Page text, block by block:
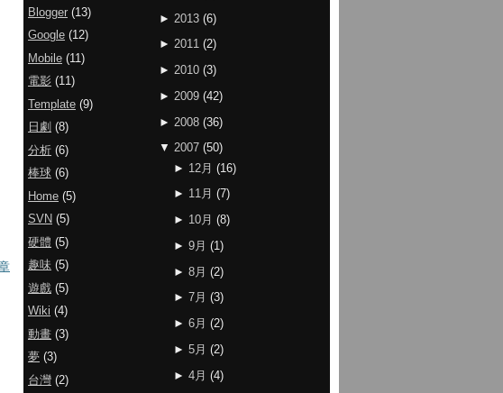
► 2013 (6)
► 2011 (2)
► 2010 (3)
► 2009 (42)
► 2008 (36)
▼ 2007 (50)
► 12月 (16)
► 11月 (7)
► 10月 (8)
► 9月 (1 )
► 8月 (2)
► 7月 (3)
► 6月 (2)
► 5月 (2)
► 4月 (4)
Blogger (13)
Google (12)
Mobile (11)
電影 (11)
Template (9)
日劇 (8)
分析 (6)
棒球 (6)
Home (5)
SVN (5)
硬體 (5)
趣味 (5)
遊戲 (5)
Wiki (4)
動畫 (3)
夢 (3)
台灣 (2)